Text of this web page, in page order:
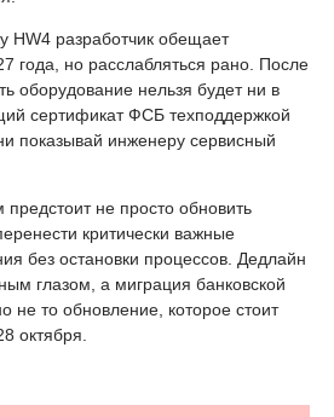
HW4 разработчик обещает
года, но расслабляться рано. После
оборудование нельзя будет ни в
сертификат ФСБ техподдержкой
показывай инженеру сервисный
не просто обновить
критически важные
без остановки процессов. Дедлайн
глазом, а миграция банковской
не то обновление, которое стоит
октября.